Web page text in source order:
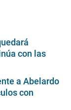
con las
a Abelardo
con